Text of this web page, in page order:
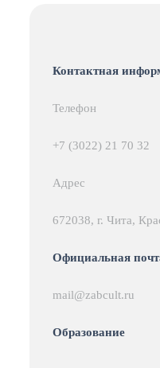
Контактная
Телефон
+7 (3022) 21 70 32
Адрес
672038, г. Чита,
Официальная
mail@zabcult.ru
Образование